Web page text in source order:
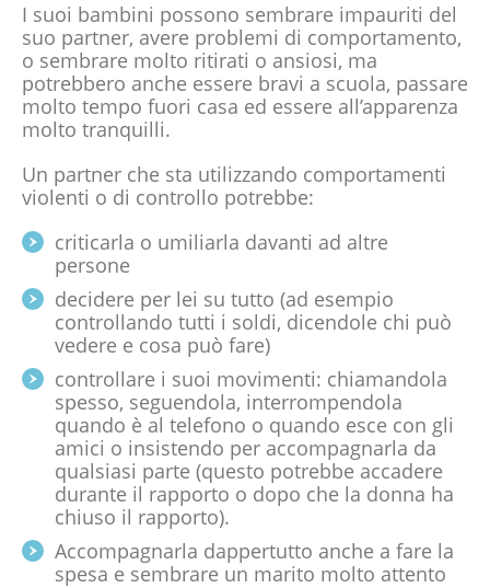
I suoi bambini possono sembrare impauriti del
suo partner, avere problemi di comportamento,
o sembrare molto ritirati o ansiosi, ma
potrebbero anche essere bravi a scuola, passare
molto tempo fuori casa ed essere all’apparenza
molto tranquilli.
Un partner che sta utilizzando comportamenti
violenti o di controllo potrebbe:
criticarla o umiliarla davanti ad altre
persone
decidere per lei su tutto (ad esempio
controllando tutti i soldi, dicendole chi può
vedere e cosa può fare)
controllare i suoi movimenti: chiamandola
spesso, seguendola, interrompendola
quando è al telefono o quando esce con gli
amici o insistendo per accompagnarla da
qualsiasi parte (questo potrebbe accadere
durante il rapporto o dopo che la donna ha
chiuso il rapporto).
Accompagnarla dappertutto anche a fare la
spesa e sembrare un marito molto attento